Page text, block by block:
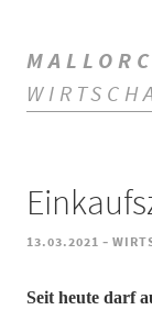
13.03.2021 -
Seit heute darf